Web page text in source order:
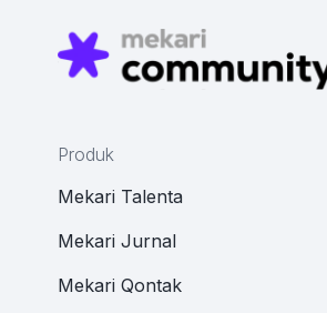
Produk
Mekari Talenta
Mekari Jurnal
Mekari Qontak